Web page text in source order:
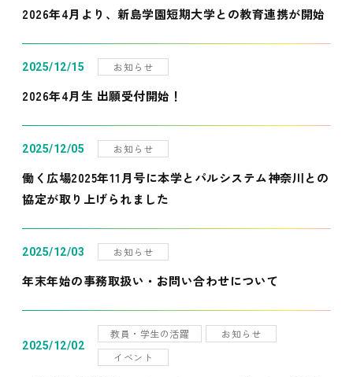
2026年4月より、新島学園短期大学との教育連携が開始
2025/12/15 お知らせ
2026年4月生 出願受付開始！
2025/12/05 お知らせ
働く広場2025年11月号に本学とパルシステム神奈川との
協定が取り上げられました
2025/12/03 お知らせ
年末年始の事務取扱い・お問い合わせについて
2025/12/02
教員・学生の活躍
お知らせ
イベント